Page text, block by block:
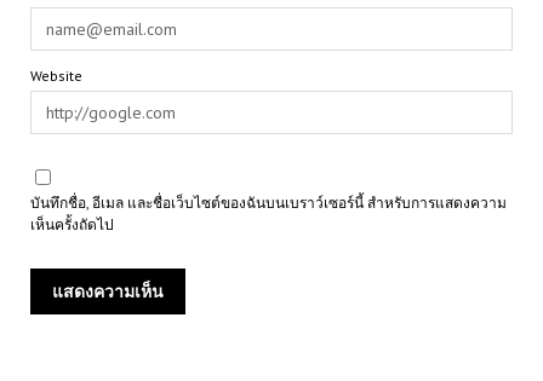
Website
บันทึกชื่อ, อีเมล และชื่อเว็บไซต์ของฉันบนเบราว์เซอร์นี้ สำหรับการแสดงความ
เห็นครั้งถัดไป